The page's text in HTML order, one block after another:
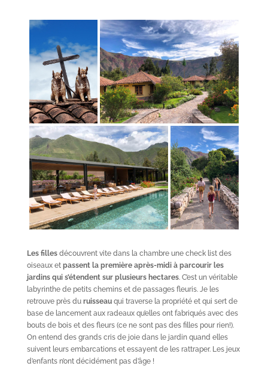
Les fillesdécouvrent vite dans la chambre une check list des
oiseaux et passent la première après-midi à parcourir les
jardins qui s’étendent sur plusieurs hectares. C’est un véritable
labyrinthe de petits chemins et de passages fleuris. Je les
retrouve près du ruisseauqui traverse la propriété et qui sert de
base de lancement aux radeaux qu’elles ont fabriqués avec des
bouts de bois et des fleurs (ce ne sont pas des filles pour rien!).
On entend des grands cris de joie dans le jardin quand elles
suivent leurs embarcations et essayent de les rattraper. Les jeux
d’enfants n’ont décidément pas d’âge !